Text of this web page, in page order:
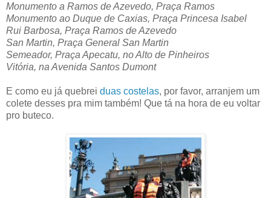
Monumento a Ramos de Azevedo, Praça Ramos
Monumento ao Duque de Caxias, Praça Princesa Isabel
Rui Barbosa, Praça Ramos de Azevedo
San Martin, Praça General San Martin
Semeador, Praça Apecatu, no Alto de Pinheiros
Vitória, na Avenida Santos Dumont
E como eu já quebrei duas costelas, por favor, arranjem um
colete desses pra mim também! Que tá na hora de eu voltar
pro buteco.